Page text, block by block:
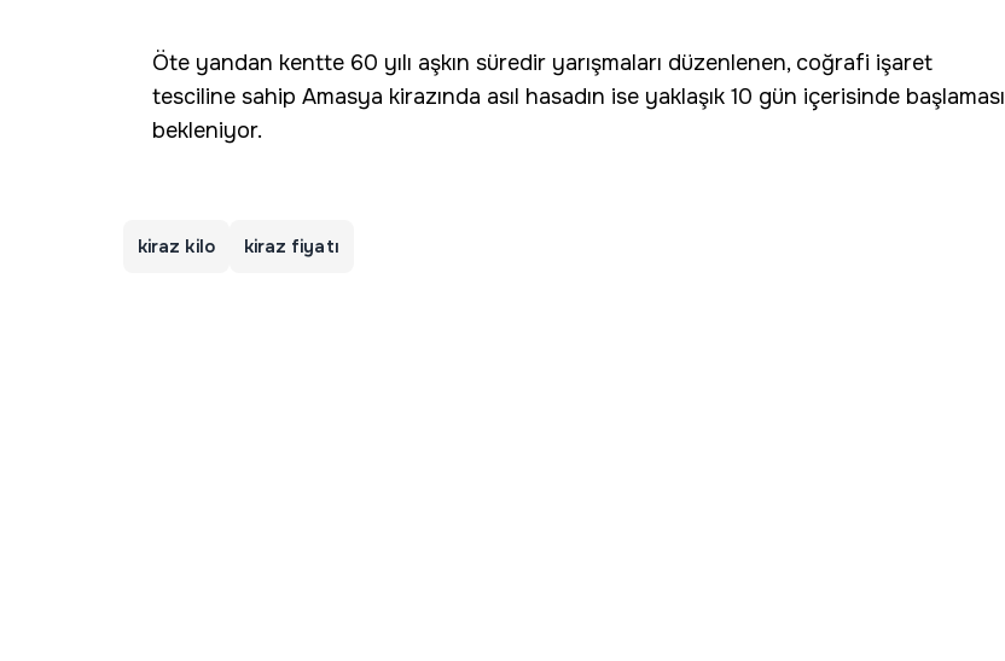
Öte yandan kentte 60 yılı aşkın süredir yarışmaları düzenlenen, coğrafi işaret
tesciline sahip Amasya kirazında asıl hasadın ise yaklaşık 10 gün içerisinde başlaması
bekleniyor.
kiraz kilo kiraz fiyatı